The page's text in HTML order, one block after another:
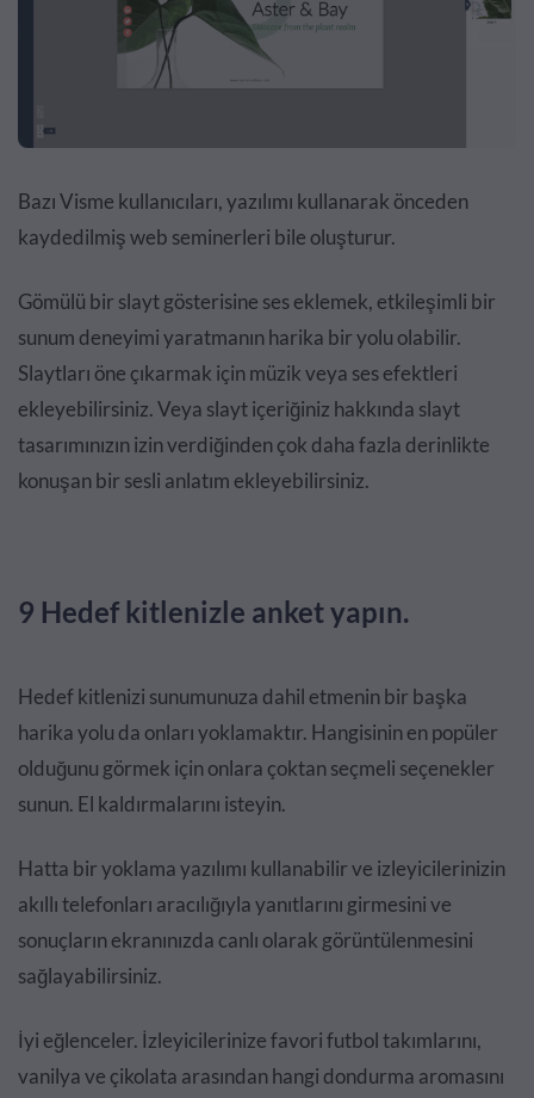
Bazı Visme kullanıcıları, yazılımı kullanarak önceden
kaydedilmiş web seminerleri bile oluşturur.
Gömülü bir slayt gösterisine ses eklemek, etkileşimli bir
sunum deneyimi yaratmanın harika bir yolu olabilir.
Slaytları öne çıkarmak için müzik veya ses efektleri
ekleyebilirsiniz. Veya slayt içeriğiniz hakkında slayt
tasarımınızın izin verdiğinden çok daha fazla derinlikte
konuşan bir sesli anlatım ekleyebilirsiniz.
9 Hedef kitlenizle anket yapın.
Hedef kitlenizi sunumunuza dahil etmenin bir başka
harika yolu da onları yoklamaktır. Hangisinin en popüler
olduğunu görmek için onlara çoktan seçmeli seçenekler
sunun. El kaldırmalarını isteyin.
Hatta bir yoklama yazılımı kullanabilir ve izleyicilerinizin
akıllı telefonları aracılığıyla yanıtlarını girmesini ve
sonuçların ekranınızda canlı olarak görüntülenmesini
sağlayabilirsiniz.
İyi eğlenceler. İzleyicilerinize favori futbol takımlarını,
vanilya ve çikolata arasından hangi dondurma aromasını